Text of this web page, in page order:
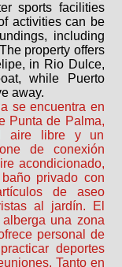
sports facilities
activities can be
including
property offers
in Rio Dulce,
while Puerto
away.
se encuentra en
Punta de Palma,
aire libre y un
de conexión
acondicionado,
privado con
de aseo
al jardín. El
una zona
personal de
deportes
Tanto en